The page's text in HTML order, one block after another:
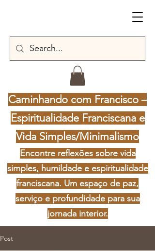
Caminhando com Francisco –
Espiritualidade Franciscana e
Vida Simples/Minimalismo
Encontre reflexões sobre vida
simples, humildade e espiritualidade
franciscana. Um espaço de paz,
serviço e profundidade para sua
jornada interior.
Post